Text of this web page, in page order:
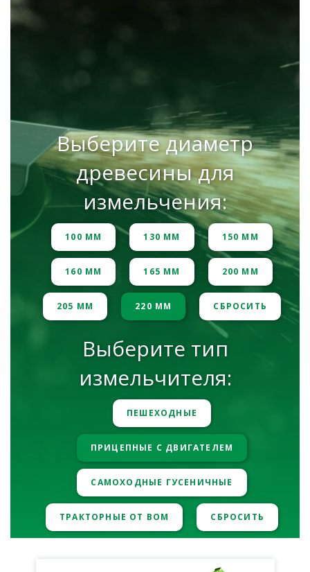
Выберите диаметр
древесины для
измельчения:
100 ММ 130 ММ 150 ММ
160 ММ 165 ММ 200 ММ
205 ММ 220 ММ СБРОСИТЬ
Выберите тип
измельчителя:
ПЕШЕХОДНЫЕ
ПРИЦЕПНЫЕ С ДВИГАТЕЛЕМ
САМОХОДНЫЕ ГУСЕНИЧНЫЕ
ТРАКТОРНЫЕ ОТ ВОМ СБРОСИТЬ